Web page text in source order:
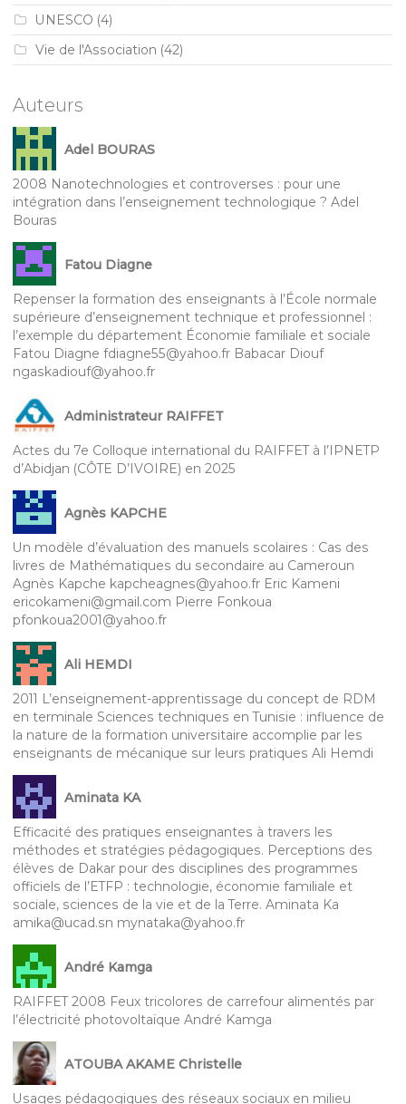
UNESCO (4)
Vie de l'Association (42)
Auteurs
Adel BOURAS
2008 Nanotechnologies et controverses : pour une
intégration dans l’enseignement technologique ? Adel
Bouras
Fatou Diagne
Repenser la formation des enseignants à l’École normale
supérieure d’enseignement technique et professionnel :
l’exemple du département Économie familiale et sociale
Fatou Diagne fdiagne55@yahoo.fr Babacar Diouf
ngaskadiouf@yahoo.fr
Administrateur RAIFFET
Actes du 7e Colloque international du RAIFFET à l’IPNETP
d’Abidjan (CÔTE D’IVOIRE) en 2025
Agnès KAPCHE
Un modèle d’évaluation des manuels scolaires : Cas des
livres de Mathématiques du secondaire au Cameroun
Agnès Kapche kapcheagnes@yahoo.fr Eric Kameni
ericokameni@gmail.com Pierre Fonkoua
pfonkoua2001@yahoo.fr
Ali HEMDI
2011 L’enseignement-apprentissage du concept de RDM
en terminale Sciences techniques en Tunisie : influence de
la nature de la formation universitaire accomplie par les
enseignants de mécanique sur leurs pratiques Ali Hemdi
Aminata KA
Efficacité des pratiques enseignantes à travers les
méthodes et stratégies pédagogiques. Perceptions des
élèves de Dakar pour des disciplines des programmes
officiels de l’ETFP : technologie, économie familiale et
sociale, sciences de la vie et de la Terre. Aminata Ka
amika@ucad.sn mynataka@yahoo.fr
André Kamga
RAIFFET 2008 Feux tricolores de carrefour alimentés par
l’électricité photovoltaïque André Kamga
ATOUBA AKAME Christelle
Usages pédagogiques des réseaux sociaux en milieu